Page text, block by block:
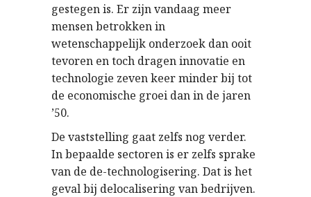
gestegen is. Er zijn vandaag meer
mensen betrokken in
wetenschappelijk onderzoek dan ooit
tevoren en toch dragen innovatie en
technologie zeven keer minder bij tot
de economische groei dan in de jaren
’50.
De vaststelling gaat zelfs nog verder.
In bepaalde sectoren is er zelfs sprake
van de de-technologisering. Dat is het
geval bij delocalisering van bedrijven.